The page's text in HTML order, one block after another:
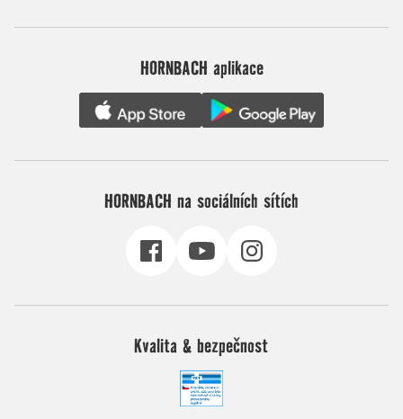
HORNBACH aplikace
HORNBACH na sociálních sítích
Kvalita & bezpečnost